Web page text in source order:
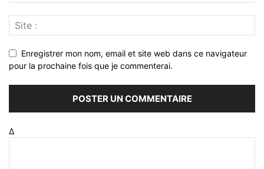
Enregistrer mon nom, email et site web dans ce navigateur
pour la prochaine fois que je commenterai.
Δ